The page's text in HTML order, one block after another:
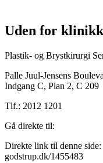
Uden for
Plastik- og Brystkirurgi
Palle Juul-Jensens
Indgang C, Plan 2, C 209
Tlf.: 2012 1201
Gå direkte til:
Direkte link til denne side:
godstrup.dk/1455483